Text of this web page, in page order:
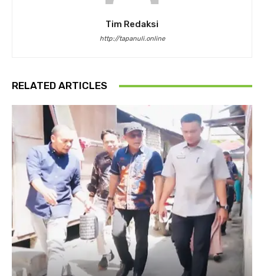
Tim Redaksi
http://tapanuli.online
RELATED ARTICLES